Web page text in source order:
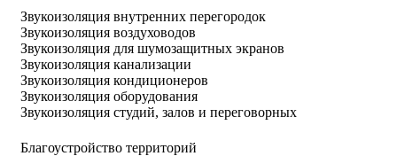
Звукоизоляция внутренних перегородок
Звукоизоляция воздуховодов
Звукоизоляция для шумозащитных экранов
Звукоизоляция канализации
Звукоизоляция кондиционеров
Звукоизоляция оборудования
Звукоизоляция студий, залов и переговорных
Благоустройство территорий